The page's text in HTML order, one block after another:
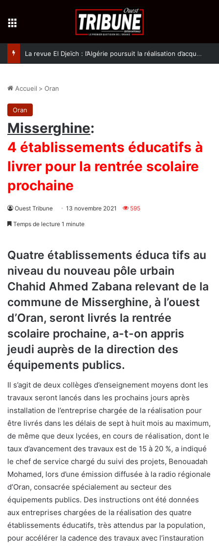
La revue El Djeïch : l’Algérie poursuit la réalisation d’acquis qualitatifs et historiques dans un climat de sécurité et de stabilité
Accueil > Oran
Oran
Misserghine:
4 établissements éducatifs à
livrer pour la rentrée scolaire
prochaine
Ouest Tribune 13 novembre 2021 595
Temps de lecture 1 minute
Quatre établissements éduca tifs au
niveau du nouveau pôle urbain
Chahid Ahmed Zabana relevant de la
commune de Misserghine, à l’ouest
d’Oran, seront livrés la rentrée
scolaire prochaine, a-t-on appris
jeudi auprès de la direction des
équipements publics.
Il s’agit de deux collèges d’enseignement moyens dont les
travaux seront lancés dans les prochains jours après
installation de l’entreprise chargée de la réalisation pour
être livrés dans les délais de sept à huit mois au maximum,
de même que deux lycées, en cours de réalisation, dont le
taux d’avancement des travaux est de 15 à 20 %, a indiqué
le chef de service chargé du suivi des projets, Benouadah
Mohamed, lors d’une émission diffusée à la radio régionale
d’Oran, consacrée spécialement au secteur des
équipements publics. Des instructions ont été données
aux entreprises chargées de la réalisation des quatre
établissements éducatifs, très attendus par la population,
pour accélérer la cadence des travaux avec l’instauration